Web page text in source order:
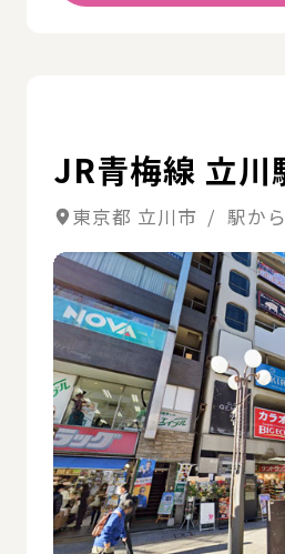
JR青梅線 立川
東京都 立川市 / 駅か